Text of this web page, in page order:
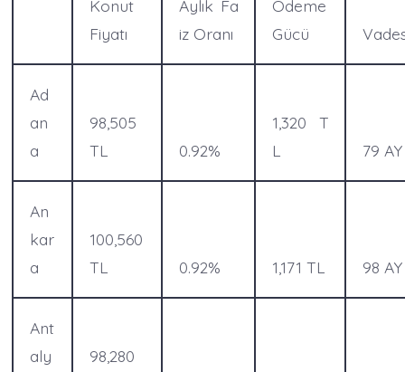
Konut
Fiyatı
Aylık Fa
iz Oranı
Ödeme
Gücü
Ad
an
a
98,505
TL
0.92%
1,320 T
L
79 AY
An
kar
a
100,560
TL
0.92% 1,171 TL 98 AY
Ant
aly
98,280